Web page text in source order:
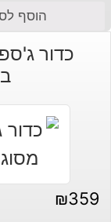
הוסף
כדור
₪359